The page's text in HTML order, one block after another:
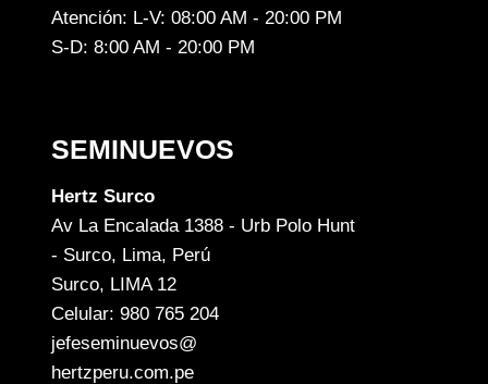
Atención: L-V: 08:00 AM - 20:00 PM
S-D: 8:00 AM - 20:00 PM
SEMINUEVOS
Hertz Surco
Av La Encalada 1388 - Urb Polo Hunt
- Surco, Lima, Perú
Surco, LIMA 12
Celular: 980 765 204
jefeseminuevos@
hertzperu.com.pe